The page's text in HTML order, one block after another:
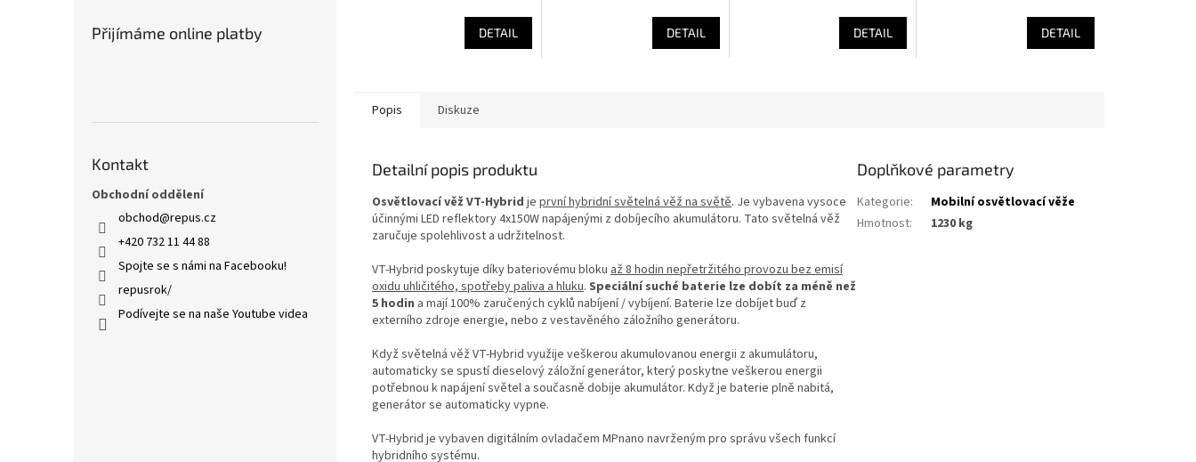
Přijímáme online platby
Kontakt
Obchodní oddělení
obchod@repus.cz
+420 732 11 44 88
Spojte se s námi na Facebooku!
repusrok/
Podívejte se na naše Youtube videa
DETAIL DETAIL DETAIL DETAIL
Popis Diskuze
Detailní popis produktu
Osvětlovací věž VT-Hybrid je první hybridní světelná věž na světě. Je vybavena vysoce
účinnými LED reflektory 4x150W napájenými z dobíjecího akumulátoru. Tato světelná věž
zaručuje spolehlivost a udržitelnost.
VT-Hybrid poskytuje díky bateriovému bloku až 8 hodin nepřetržitého provozu bez emisí
oxidu uhličitého, spotřeby paliva a hluku. Speciální suché baterie lze dobít za méně než
5 hodin a mají 100% zaručených cyklů nabíjení / vybíjení. Baterie lze dobíjet buď z
externího zdroje energie, nebo z vestavěného záložního generátoru.
Když světelná věž VT-Hybrid využije veškerou akumulovanou energii z akumulátoru,
automaticky se spustí dieselový záložní generátor, který poskytne veškerou energii
potřebnou k napájení světel a současně dobije akumulátor. Když je baterie plně nabitá,
generátor se automaticky vypne.
VT-Hybrid je vybaven digitálním ovladačem MPnano navrženým pro správu všech funkcí
hybridního systému.
Doplňkové parametry
Kategorie:
Mobilní osvětlovací věže
Hmotnost: 1230 kg